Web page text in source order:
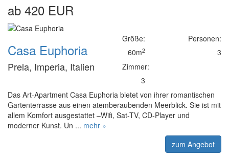
ab 420 EUR
Casa Euphoria
Prela, Imperia, Italien
Größe:
60m2
Zimmer:
3
Personen:
3
Das Art-Apartment Casa Euphoria bietet von ihrer romantischen
Gartenterrasse aus einen atemberaubenden Meerblick. Sie ist mit
allem Komfort ausgestattet –Wifi, Sat-TV, CD-Player und
moderner Kunst. Un ... mehr »
zum Angebot